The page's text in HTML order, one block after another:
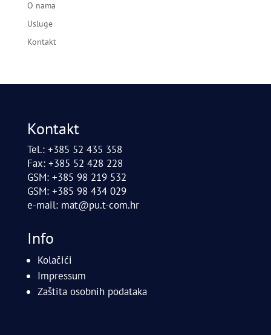
O nama
Usluge
Kontakt
Kontakt
Tel.: +385 52 435 358
Fax: +385 52 428 228
GSM: +385 98 219 532
GSM: +385 98 434 029
e-mail: mat@pu.t-com.hr
Info
Kolačići
Impressum
Zaštita osobnih podataka